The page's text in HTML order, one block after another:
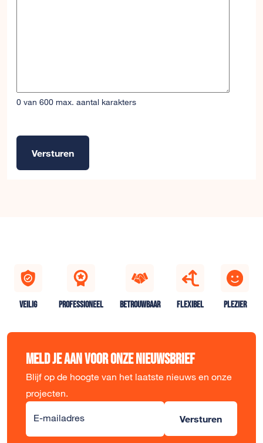
0 van 600 max. aantal karakters
Versturen
VEILIG PROFESSIONEEL BETROUWBAAR FLEXIBEL PLEZIER
Meld je aan voor onze nieuwsbrief
Blijf op de hoogte van het laatste nieuws en onze
projecten.
E-mailadres Versturen